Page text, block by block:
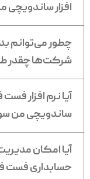
افزار
چطور می‌توانم
شرکت‌ها چقدر
آیا نرم افزار
ساندویچی من
آیا امکان مدیریت
حسابداری فست